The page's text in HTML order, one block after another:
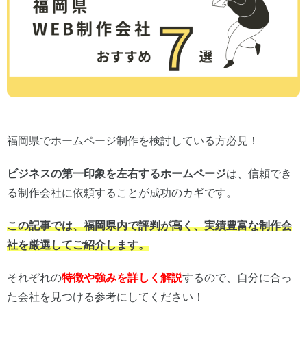
福岡県でホームページ制作を検討している方必見！
ビジネスの第一印象を左右するホームページは、信頼でき
る制作会社に依頼することが成功のカギです。
この記事では、福岡県内で評判が高く、実績豊富な制作会
社を厳選してご紹介します。
それぞれの特徴や強みを詳しく解説するので、自分に合っ
た会社を見つける参考にしてください！